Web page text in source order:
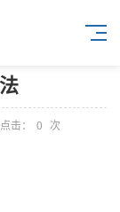
点击： 0 次